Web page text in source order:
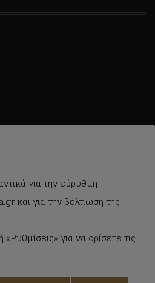
στην πόρτα σας.
από το κατάστημα.
για την εύρυθμη
και για την βελτίωση της
για να ορίσετε τις